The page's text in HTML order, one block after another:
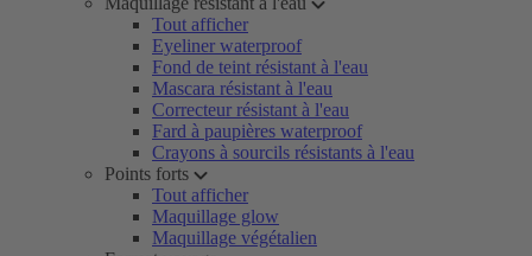
Tout afficher
Eyeliner waterproof
Fond de teint résistant à l'eau
Mascara résistant à l'eau
Correcteur résistant à l'eau
Fard à paupières waterproof
Crayons à sourcils résistants à l'eau
Points forts
Tout afficher
Maquillage glow
Maquillage végétalien